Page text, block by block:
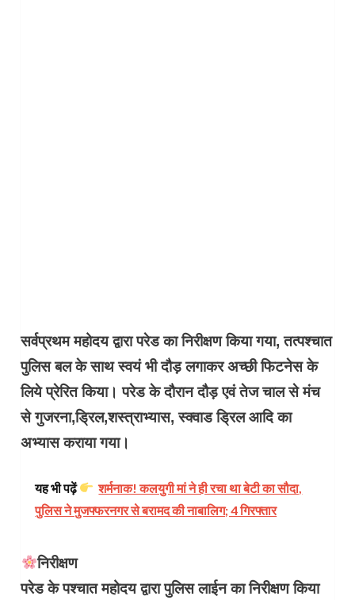
सर्वप्रथम महोदय द्वारा परेड का निरीक्षण किया गया, तत्पश्चात
पुलिस बल के साथ स्वयं भी दौड़ लगाकर अच्छी फिटनेस के
लिये प्रेरित किया। परेड के दौरान दौड़ एवं तेज चाल से मंच
से गुजरना,ड्रिल,शस्त्राभ्यास, स्क्वाड ड्रिल आदि का
अभ्यास कराया गया।
यह भी पढ़ें
शर्मनाक! कलयुगी मां ने ही रचा था बेटी का सौदा,
पुलिस ने मुजफ्फरनगर से बरामद की नाबालिग; 4 गिरफ्तार
निरीक्षण
परेड के पश्चात महोदय द्वारा पुलिस लाईन का निरीक्षण किया